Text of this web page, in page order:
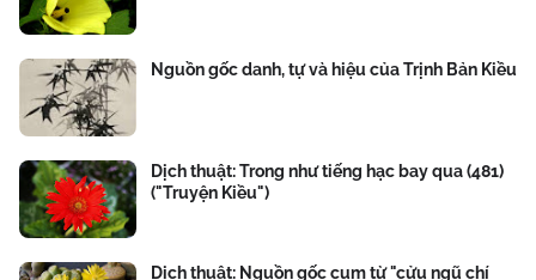
Nguồn gốc danh, tự và hiệu của Trịnh Bản Kiều
Dịch thuật: Trong như tiếng hạc bay qua (481)
("Truyện Kiều")
Dịch thuật: Nguồn gốc cụm từ "cửu ngũ chí